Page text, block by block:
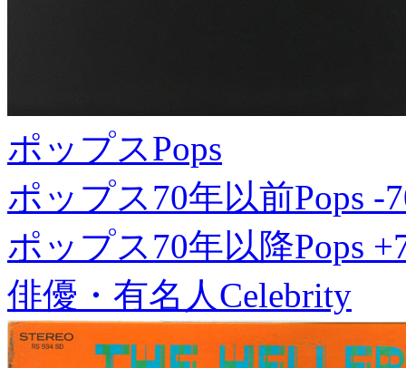
ポップスPops
ポップス70年以前Pops -
ポップス70年以降Pops
俳優・有名人Celebrity